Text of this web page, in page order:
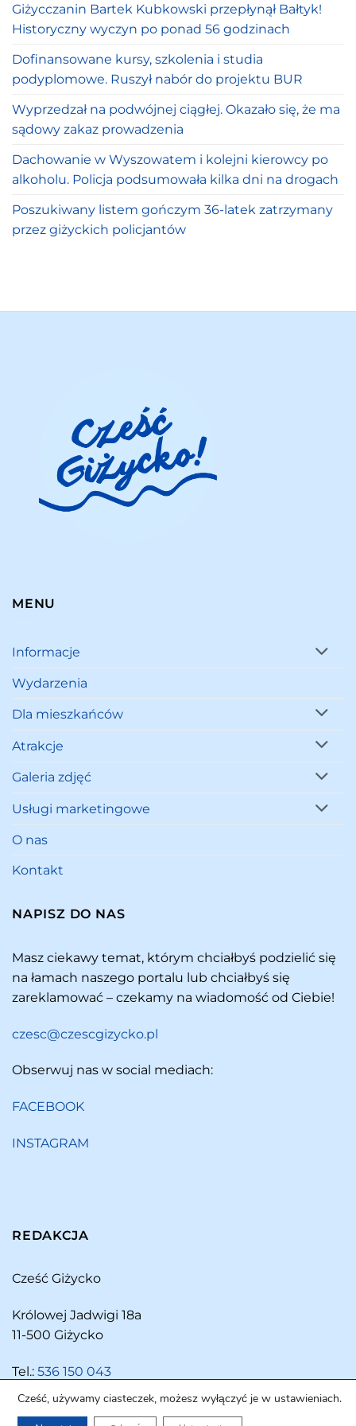
Giżycczanin Bartek Kubkowski przepłynął Bałtyk!
Historyczny wyczyn po ponad 56 godzinach
Dofinansowane kursy, szkolenia i studia
podyplomowe. Ruszył nabór do projektu BUR
Wyprzedzał na podwójnej ciągłej. Okazało się, że ma
sądowy zakaz prowadzenia
Dachowanie w Wyszowatem i kolejni kierowcy po
alkoholu. Policja podsumowała kilka dni na drogach
Poszukiwany listem gończym 36-latek zatrzymany
przez giżyckich policjantów
MENU
Informacje
Wydarzenia
Dla mieszkańców
Atrakcje
Galeria zdjęć
Usługi marketingowe
O nas
Kontakt
NAPISZ DO NAS
Masz ciekawy temat, którym chciałbyś podzielić się
na łamach naszego portalu lub chciałbyś się
zareklamować – czekamy na wiadomość od Ciebie!
czesc@czescgizycko.pl
Obserwuj nas w social mediach:
FACEBOOK
INSTAGRAM
REDAKCJA
Cześć Giżycko
Królowej Jadwigi 18a
11-500 Giżycko
Tel.: 536 150 043
Cześć, używamy ciasteczek, możesz wyłączyć je w ustawieniach.